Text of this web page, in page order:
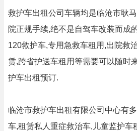
救护车出租公司车辆均是临沧市耿
院正规手续,绝不是自驾车改装而成
120救护车,专用急救车租用,出院救
赁,跨省护送车租用等需要可以随时
护车出租预订.
临沧市救护车出租有限公司中心有
车,租赁私人重症救治车,儿童监护车